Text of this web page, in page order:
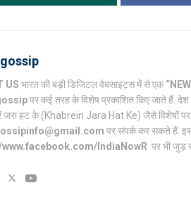
US भारत की बड़ी डिजिटल वेबसाइट्स में से एक
पर कई तरह के विशेष प्रकाशित किए जाते हैं.
हट के (Khabrein Jara Hat Ke) जैसे विशेषों पर
पर संपर्क कर सकते हैं.
www.facebook.com/IndiaNowR पर भी जुड़